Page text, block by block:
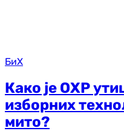
БиХ
Како је ОХР
изборних
мито?